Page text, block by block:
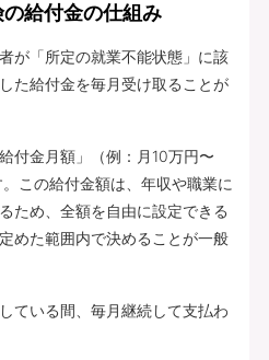
給付金の仕組み
が「所定の就業不能状態」に該
た給付金を毎月受け取ることが
付金月額」（例：月10万円〜
この給付金額は、年収や職業に
ため、全額を自由に設定できる
めた範囲内で決めることが一般
ている間、毎月継続して支払わ